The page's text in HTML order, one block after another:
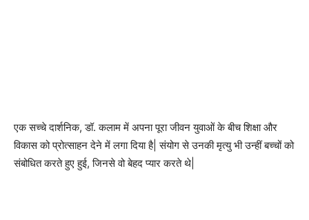
एक सच्चे दार्शनिक, डॉ. कलाम में अपना पूरा जीवन युवाओं के बीच शिक्षा और
विकास को प्रोत्साहन देने में लगा दिया है| संयोग से उनकी मृत्यु भी उन्हीं बच्चों को
संबोधित करते हुए हुई, जिनसे वो बेहद प्यार करते थे|